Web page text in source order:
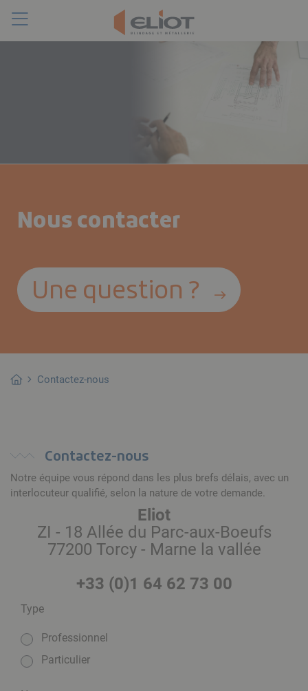
Toggle
navigation
Nous contacter
Une question ?
Contactez-nous
Contactez-nous
Notre équipe vous répond dans les plus brefs délais, avec un
interlocuteur qualifié, selon la nature de votre demande.
Eliot
ZI - 18 Allée du Parc-aux-Boeufs
77200 Torcy - Marne la vallée
+33 (0)1 64 62 73 00
Type
Professionnel
Particulier